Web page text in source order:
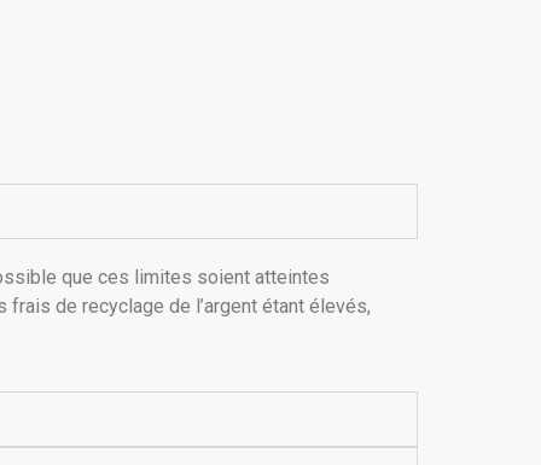
que ces limites soient atteintes
frais de recyclage de l’argent étant élevés,